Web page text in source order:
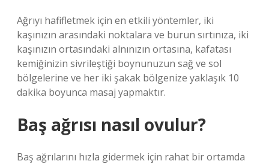
Ağrıyı hafifletmek için en etkili yöntemler, iki
kaşınızın arasındaki noktalara ve burun sırtınıza, iki
kaşınızın ortasındaki alnınızın ortasına, kafatası
kemiğinizin sivrileştiği boynunuzun sağ ve sol
bölgelerine ve her iki şakak bölgenize yaklaşık 10
dakika boyunca masaj yapmaktır.
Baş ağrısı nasıl ovulur?
Baş ağrılarını hızla gidermek için rahat bir ortamda